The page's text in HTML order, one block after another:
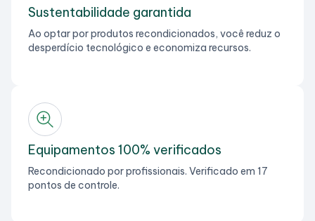
Sustentabilidade garantida
Ao optar por produtos recondicionados, você reduz o
desperdício tecnológico e economiza recursos.
Equipamentos 100% verificados
Recondicionado por profissionais. Verificado em 17
pontos de controle.